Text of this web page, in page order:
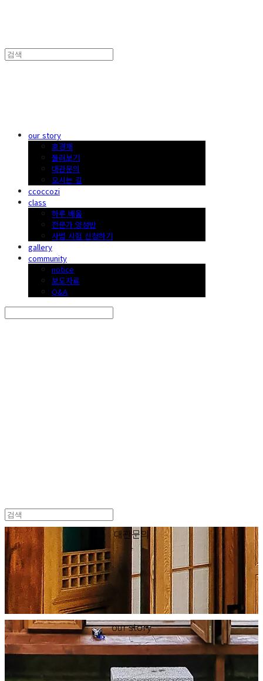
our story
호경재
둘러보기
대관문의
오시는 길
ccoccozi
class
하루 배움
전문가 양성반
사범 시험 신청하기
gallery
community
notice
보도자료
Q&A
대관문의
-
our story
-